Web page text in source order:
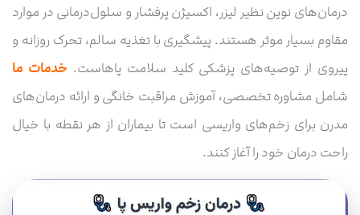
درمان‌های نوین نظیر لیزر، اکسیژن پرفشار و سلول‌درمانی در موارد
مقاوم بسیار موثر هستند. پیشگیری با تغذیه سالم، تحرک روزانه و
پیروی از توصیه‌های پزشکی کلید سلامت پاهاست.خدمات ما
شامل مشاوره تخصصی، آموزش مراقبت خانگی و ارائه درمان‌های
مدرن برای زخم‌های واریسی است تا بیماران از هر نقطه با خیال
راحت درمان خود را آغاز کنند.